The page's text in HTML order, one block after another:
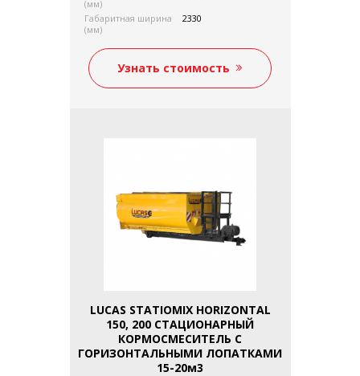
(мм)
Габаритная ширина
(мм)
2330
(мм)
Мощность трактора
(л.с.)
50
Узнать стоимость
LUCAS STATIOMIX HORIZONTAL
150, 200 СТАЦИОНАРНЫЙ
КОРМОСМЕСИТЕЛЬ С
ГОРИЗОНТАЛЬНЫМИ ЛОПАТКАМИ
15-20м3